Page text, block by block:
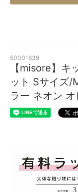
50001639
【misore】キ
ット Sサイズ/
ラー ネオン